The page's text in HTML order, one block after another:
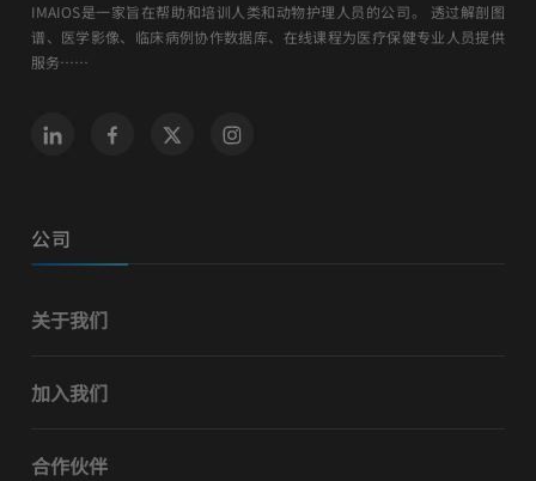
IMAIOS是一家旨在帮助和培训人类和动物护理人员的公司。 透过解剖图
谱、医学影像、临床病例协作数据库、在线课程为医疗保健专业人员提供
服务……
公司
关于我们
加入我们
合作伙伴